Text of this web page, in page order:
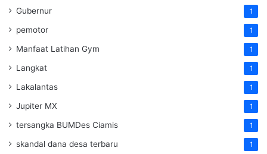
Gubernur 1
pemotor 1
Manfaat Latihan Gym 1
Langkat 1
Lakalantas 1
Jupiter MX 1
tersangka BUMDes Ciamis 1
skandal dana desa terbaru 1